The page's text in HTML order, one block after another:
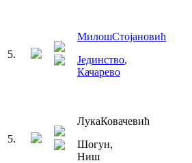
5.
МилошСтојановић
Јединство,
Качарево
5.
ЛукаКовачевић
Шогун,
Ниш